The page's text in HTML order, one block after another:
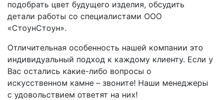
подобрать цвет будущего изделия, обсудить
детали работы со специалистами ООО
«СтоунСтоун».
Отличительная особенность нашей компании это
индивидуальный подход к каждому клиенту. Если у
Вас остались какие-либо вопросы о
искусственном камне – звоните! Наши менеджеры
с удовольствием ответят на них!